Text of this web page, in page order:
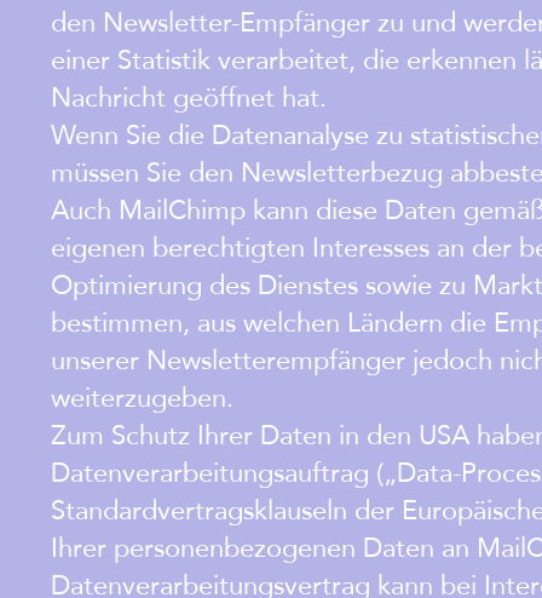
den Newsletter-Empfänger zu und
einer Statistik verarbeitet, die erkennen
Nachricht geöffnet hat.
Wenn Sie die Datenanalyse zu
müssen Sie den Newsletterbezug
Auch MailChimp kann diese Daten
eigenen berechtigten Interesses an der
Optimierung des Dienstes sowie zu
bestimmen, aus welchen Ländern die
unserer Newsletterempfänger jedoch
weiterzugeben.
Zum Schutz Ihrer Daten in den USA
Datenverarbeitungsauftrag („Data-
Standardvertragsklauseln der
Ihrer personenbezogenen Daten an
Datenverarbeitungsvertrag kann bei